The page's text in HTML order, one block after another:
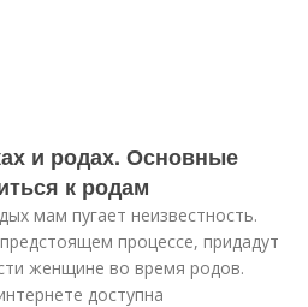
и родах. Основные
к родам
мам пугает неизвестность.
процессе, придадут
женщине во время родов.
доступна